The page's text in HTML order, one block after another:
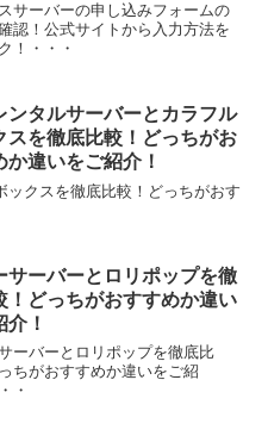
サーバーの申し込みフォームの
認！公式サイトから入力方法を
！・・・
ンタルサーバーとカラフル
スを徹底比較！どっちがお
か違いをご紹介！
ックスを徹底比較！どっちがおす
サーバーとロリポップを徹
！どっちがおすすめか違い
介！
ーバーとロリポップを徹底比
ちがおすすめか違いをご紹
・